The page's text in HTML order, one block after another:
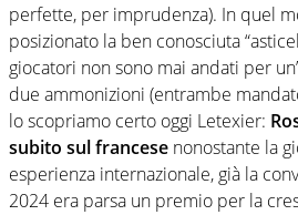
perfette, per imprudenza). In quel
posizionato la ben conosciuta
giocatori non sono mai andati per
due ammonizioni (entrambe
lo scopriamo certo oggi Letexier:
subito sul francese nonostante la
esperienza internazionale, già la
2024 era parsa un premio per la